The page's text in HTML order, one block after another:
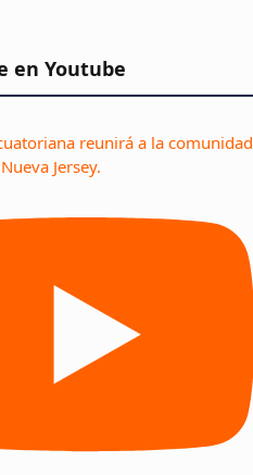
en Youtube
reunirá a la comunidad
Jersey.